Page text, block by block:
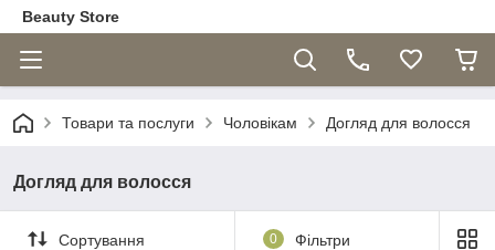
Beauty Store
Товари та послуги Чоловікам Догляд для волосся
Догляд для волосся
Сортування 0 Фільтри